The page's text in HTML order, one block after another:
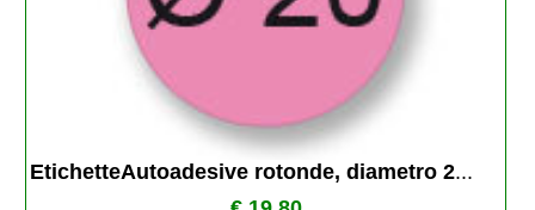
EtichetteAutoadesive rotonde, diametro 2...